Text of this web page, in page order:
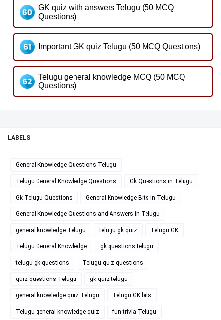
GK quiz with answers Telugu (50 MCQ
Questions)
Important GK quiz Telugu (50 MCQ Questions)
Telugu general knowledge MCQ (50 MCQ
Questions)
LABELS
General Knowledge Questions Telugu
Telugu General Knowledge Questions Gk Questions in Telugu
Gk Telugu Questions General Knowledge Bits in Telugu
General Knowledge Questions and Answers in Telugu
general knowledge Telugu telugu gk quiz Telugu GK
Telugu General Knowledge gk questions telugu
telugu gk questions Telugu quiz questions
quiz questions Telugu gk quiz telugu
general knowledge quiz Telugu Telugu GK bits
Telugu general knowledge quiz fun trivia Telugu